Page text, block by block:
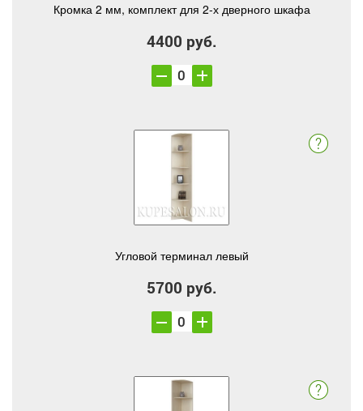
Кромка 2 мм, комплект для 2-х дверного шкафа
4400 руб.
Угловой терминал левый
5700 руб.